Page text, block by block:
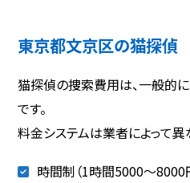
東京都文京区の猫探偵
猫探偵の捜索費用は、一般的
です。
料金システムは業者によって異
時間制（1時間5000～8000